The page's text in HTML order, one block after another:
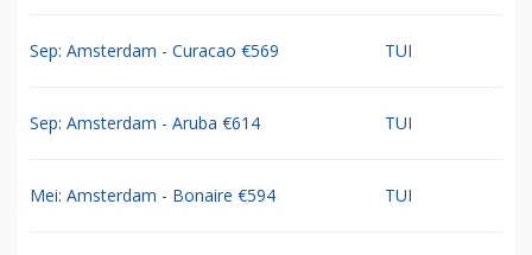
Sep: Amsterdam - Curacao €569 TUI
Sep: Amsterdam - Aruba €614 TUI
Mei: Amsterdam - Bonaire €594 TUI